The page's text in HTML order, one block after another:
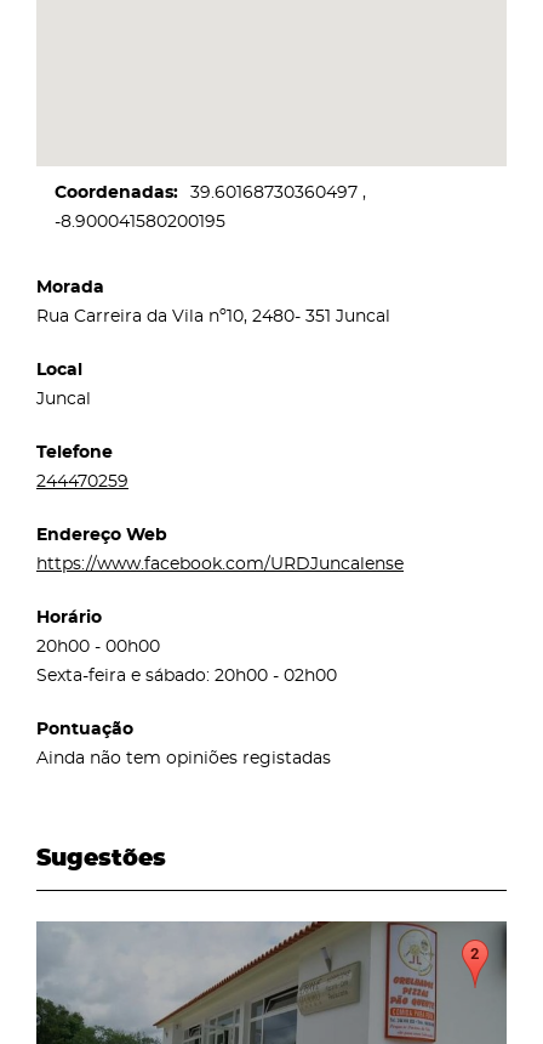
Coordenadas
39.60168730360497
-8.900041580200195
Morada
Rua Carreira da Vila nº10, 2480- 351 Juncal
Local
Juncal
Telefone
244470259
Endereço Web
https://www.facebook.com/URDJuncalense
Horário
20h00 - 00h00
Sexta-feira e sábado: 20h00 - 02h00
Pontuação
Ainda não tem opiniões registadas
Sugestões